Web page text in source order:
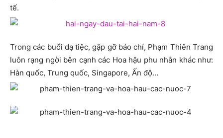
tế.
Trong các buổi dạ tiệc, gặp gỡ báo chí, Phạm Thiên Trang
luôn rạng ngời bên cạnh các Hoa hậu phu nhân khác như:
Hàn quốc, Trung quốc, Singapore, Ấn độ…